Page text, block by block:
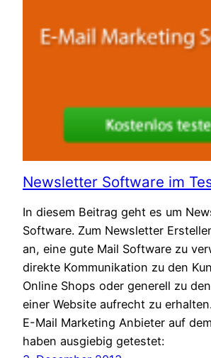
Newsletter Software im
In diesem Beitrag geht es um
Software. Zum Newsletter
an, eine gute Mail Software zu
direkte Kommunikation zu den
Online Shops oder generell zu
einer Website aufrecht zu
E-Mail Marketing Anbieter auf
haben ausgiebig getestet: